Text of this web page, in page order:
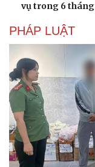
vụ trong 6 tháng
PHÁP LUẬT